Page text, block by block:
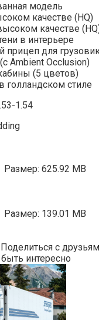
модель
качестве (HQ)
качестве
в интерьере
прицеп для
Ambient Occlusion)
(5 цветов)
голландском стиле
1.54
Размер: 625.92 MB
Размер: 139.01 MB
с
интересно